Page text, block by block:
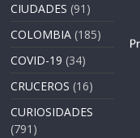
CIUDADES (91)
COLOMBIA (185)
COVID-19 (34)
CRUCEROS (16)
CURIOSIDADES
(791)